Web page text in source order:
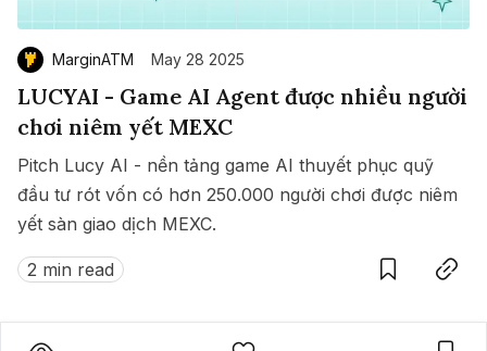
MarginATM May 28 2025
LUCYAI - Game AI Agent được nhiều người
chơi niêm yết MEXC
Pitch Lucy AI - nền tảng game AI thuyết phục quỹ
đầu tư rót vốn có hơn 250.000 người chơi được niêm
yết sàn giao dịch MEXC.
2 min read